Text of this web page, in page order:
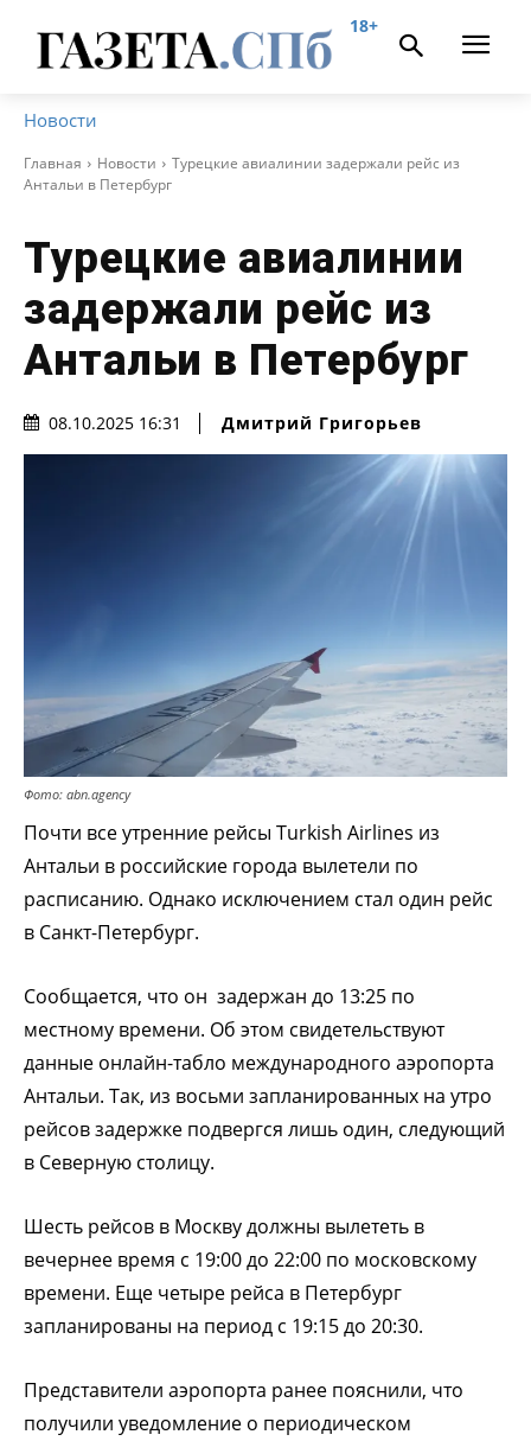
18+
Новости
Главная Новости
Турецкие авиалинии задержали рейс из
Антальи в Петербург
Турецкие авиалинии
задержали рейс из
Антальи в Петербург
08.10.2025 16:31 Дмитрий Григорьев
Фото: abn.agency
Почти все утренние рейсы Turkish Airlines из
Антальи в российские города вылетели по
расписанию. Однако исключением стал один рейс
в Санкт-Петербург.
Сообщается, что он задержан до 13:25 по
местному времени. Об этом свидетельствуют
данные онлайн-табло международного аэропорта
Антальи. Так, из восьми запланированных на утро
рейсов задержке подвергся лишь один, следующий
в Северную столицу.
Шесть рейсов в Москву должны вылететь в
вечернее время с 19:00 до 22:00 по московскому
времени. Еще четыре рейса в Петербург
запланированы на период с 19:15 до 20:30.
Представители аэропорта ранее пояснили, что
получили уведомление о периодическом